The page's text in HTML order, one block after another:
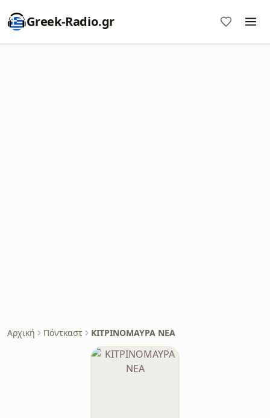
Greek-Radio.gr
Αρχική Πόντκαστ ΚΙΤΡΙΝΟΜΑΥΡΑ ΝΕΑ